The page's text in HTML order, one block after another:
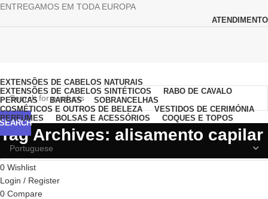
ENTREGAMOS EM TODA EUROPA
ATENDIMENTO
SEARCH
0 Wishlist
Login / Register
0 Compare
EXTENSÕES DE CABELOS NATURAIS
EXTENSÕES DE CABELOS SINTÉTICOS
RABO DE CAVALO
PERUCAS
BARBAS
SOBRANCELHAS
COSMÉTICOS E OUTROS DE BELEZA
VESTIDOS DE CERIMÓNIA
PERFUMES
BOLSAS E ACESSÓRIOS COQUES E TOPOS
Tag Archives: alisamento capilar